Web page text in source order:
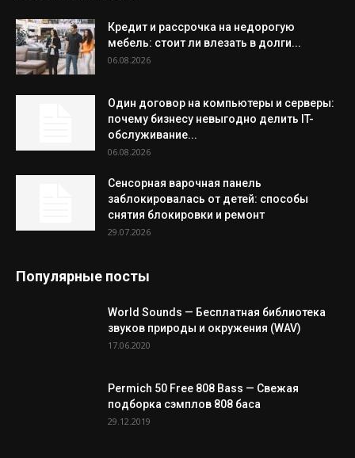
Кредит и рассрочка на недорогую
мебель: стоит ли влезать в долги...
06.08.2026
Один договор на компьютеры и серверы:
почему бизнесу невыгодно делить IT-
обслуживание...
06.08.2026
Сенсорная варочная панель
заблокировалась от детей: способы
снятия блокировки и ремонт
29.07.2026
Популярные посты
World Sounds — Бесплатная библиотека
звуков природы и окружения (WAV)
17.06.2020
Permich 50 Free 808 Bass — Свежая
подборка сэмплов 808 баса
29.12.2019